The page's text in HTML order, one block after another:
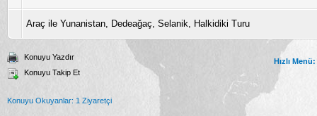
Araç ile Yunanistan, Dedeağaç, Selanik, Halkidiki Turu
Konuyu Yazdır
Konuyu Takip Et
Hızlı Menü:
Konuyu Okuyanlar: 1 Ziyaretçi